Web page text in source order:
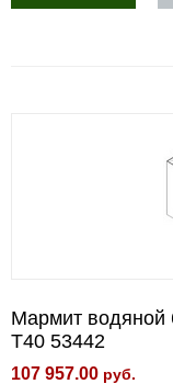
Мармит водяной
T40 53442
107 957.00 руб.